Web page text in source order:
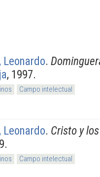
.
, 1997.
Campo intelectual
. Cristo y
Campo intelectual